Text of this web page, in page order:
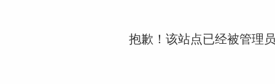
抱歉！该站点已经被管理